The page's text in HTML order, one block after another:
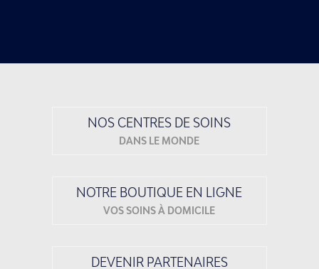
NOS CENTRES DE SOINS
DANS LE MONDE
NOTRE BOUTIQUE EN LIGNE
VOS SOINS À DOMICILE
DEVENIR PARTENAIRES